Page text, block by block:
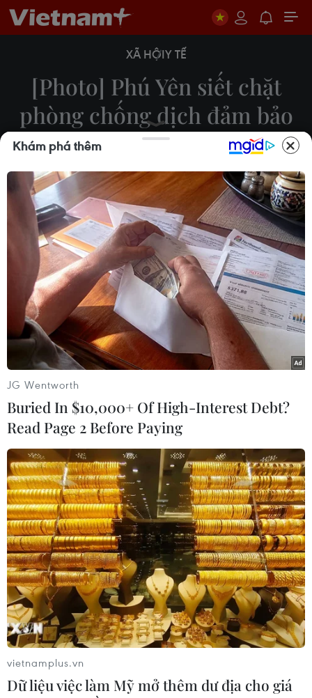
XÃ HỘIY TẾ
[Photo] Phú Yên siết chặt
phòng chống dịch đảm bảo
an toàn tại cảng cá
26/07/2021 04:00
Tỉnh Phú Yên đã triển khai nhiều biện pháp, điều
tiết tàu cá ra vào cảng, quản lý chặt lao động
phòng chống dịch, duy trì hoạt động an toàn tại
các cảng cá.
Các lái xe tải được yêu cầu đo thân nhiệt, làm thủ tục trước khi
vào cảng Phú Lạc theo thức tự. (Ảnh: Phạm Cường/TTXVN)
Khám phá thêm
JG Wentworth
Buried In $10,000+ Of High-Interest Debt?
Read Page 2 Before Paying
vietnamplus.vn
Dữ liệu việc làm Mỹ mở thêm dư địa cho giá